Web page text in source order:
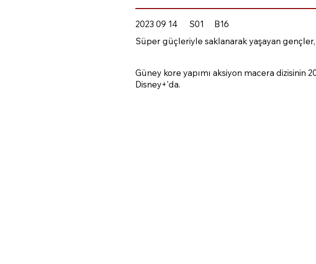
2023 09 14 S01
B16
Süper güçleriyle saklanarak yaşayan
Güney kore yapımı aksiyon macera
Disney+'da.